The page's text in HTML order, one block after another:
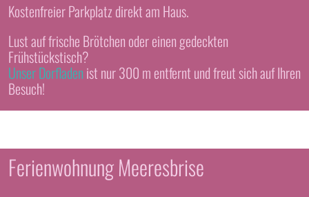
Kostenfreier Parkplatz direkt am Haus.
Lust auf frische Brötchen oder einen gedeckten
Frühstückstisch?
Unser Dorfladen ist nur 300 m entfernt und freut sich auf Ihren
Besuch!
Ferienwohnung Meeresbrise